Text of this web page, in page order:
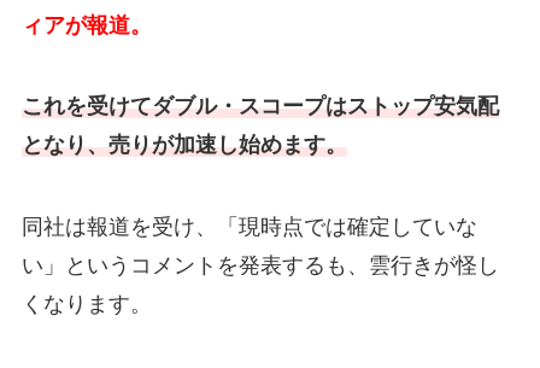
ィアが報道。
これを受けてダブル・スコープはストップ安気配
となり、売りが加速し始めます。
同社は報道を受け、「現時点では確定していな
い」というコメントを発表するも、雲行きが怪し
くなります。